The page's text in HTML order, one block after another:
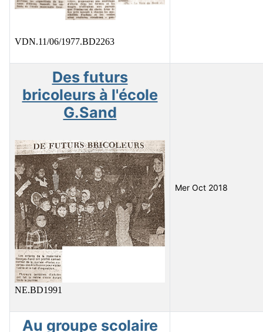
VDN.11/06/1977.BD2263
Des futurs
bricoleurs à l'école
G.Sand
NE.BD1991
Mer Oct 2018
Au groupe scolaire